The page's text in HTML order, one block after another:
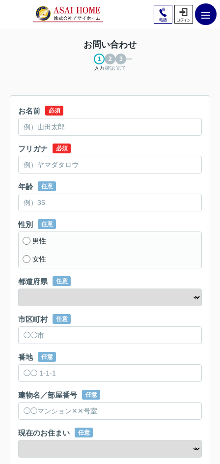
お問い合わせ
入力 確認完了
お名前 必須
フリガナ 必須
年齢 任意
性別 任意
男性
女性
都道府県 任意
市区町村 任意
番地 任意
建物名／部屋番号 任意
現在のお住まい 任意